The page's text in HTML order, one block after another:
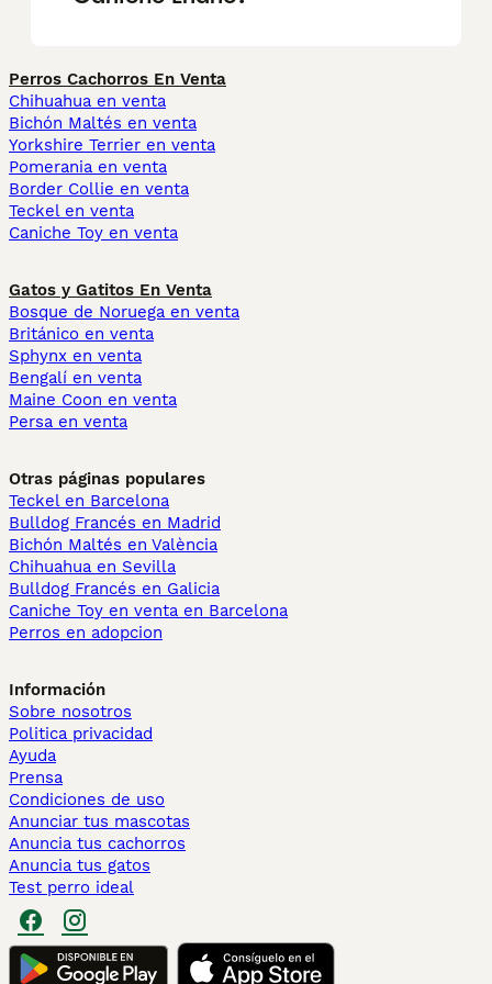
Perros Cachorros En Venta
Chihuahua en venta
Bichón Maltés en venta
Yorkshire Terrier en venta
Pomerania en venta
Border Collie en venta
Teckel en venta
Caniche Toy en venta
Gatos y Gatitos En Venta
Bosque de Noruega en venta
Británico en venta
Sphynx en venta
Bengalí en venta
Maine Coon en venta
Persa en venta
Otras páginas populares
Teckel en Barcelona
Bulldog Francés en Madrid
Bichón Maltés en València
Chihuahua en Sevilla
Bulldog Francés en Galicia
Caniche Toy en venta en Barcelona
Perros en adopcion
Información
Sobre nosotros
Politica privacidad
Ayuda
Prensa
Condiciones de uso
Anunciar tus mascotas
Anuncia tus cachorros
Anuncia tus gatos
Test perro ideal